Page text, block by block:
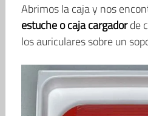
Abrimos la caja y nos
estuche o caja cargadorde
los auriculares sobre un